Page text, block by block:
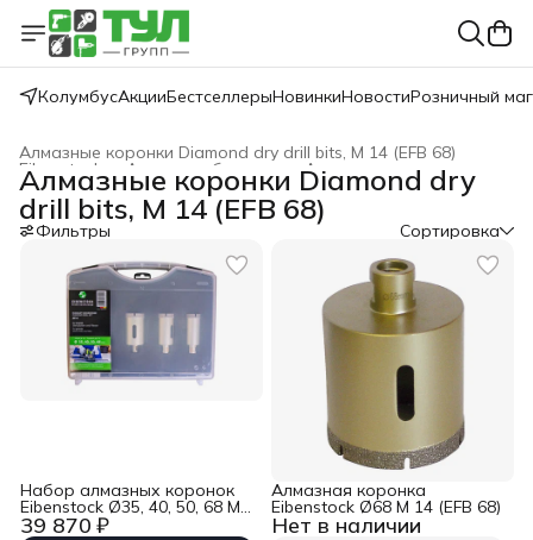
КолумбусАкцииБестселлерыНовинкиНовостиРозничный
Алмазные коронки Diamond dry drill bits, M 14 (EFB 68)
Алмазные коронки
Алмазное бурение
Eibenstock
Главная ›
Алмазные коронки Diamond dry
drill bits, M 14 (EFB 68)
Фильтры Сортировка
39 870 ₽
Набор алмазных коронок
Eibenstock Ø35, 40, 50, 68 M
14 (EFB 68)
Нет в наличии
Алмазная коронка
Eibenstock Ø68 M 14 (EFB 68)